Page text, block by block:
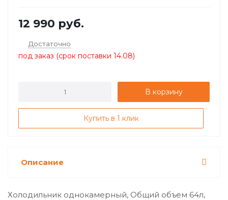
12 990 руб.
Достаточно
под заказ (срок поставки 14.08)
В корзину
Купить в 1 клик
Описание
Холодильник однокамерный, Общий объем 64л,